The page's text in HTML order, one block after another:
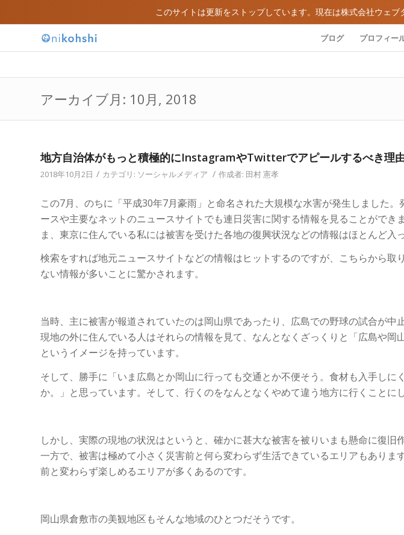
このサイトは更新をストップしています。現在は株式会社ウェブ
ブログ プロフィー
アーカイブ月: 10月, 2018
地方自治体がもっと積極的にInstagramやTwitterでアピールするべき理由
2018年10月2日 / カテゴリ: ソーシャルメディア / 作成者: 田村 憲孝
この7月、のちに「平成30年7月豪雨」と命名された大規模な水害が発生しました。
ースや主要なネットのニュースサイトでも連日災害に関する情報を見ることができ
ま、東京に住んでいる私には被害を受けた各地の復興状況などの情報はほとんど入
検索をすれば地元ニュースサイトなどの情報はヒットするのですが、こちらから取
ない情報が多いことに驚かされます。
当時、主に被害が報道されていたのは岡山県であったり、広島での野球の試合が中
現地の外に住んでいる人はそれらの情報を見て、なんとなくざっくりと「広島や岡
というイメージを持っています。
そして、勝手に「いま広島とか岡山に行っても交通とか不便そう。食材も入手しに
か。」と思っています。そして、行くのをなんとなくやめて違う地方に行くことに
しかし、実際の現地の状況はというと、確かに甚大な被害を被りいまも懸命に復旧
一方で、被害は極めて小さく災害前と何ら変わらず生活できているエリアもありま
前と変わらず楽しめるエリアが多くあるのです。
岡山県倉敷市の美観地区もそんな地域のひとつだそうです。